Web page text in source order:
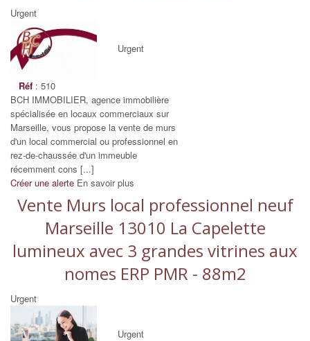
Urgent
Urgent
Réf : 510
BCH IMMOBILIER, agence immobilière
spécialisée en locaux commerciaux sur
Marseille, vous propose la vente de murs
d'un local commercial ou professionnel en
rez-de-chaussée d'un immeuble
récemment cons [...]
Créer une alerte En savoir plus
Vente Murs local professionnel neuf
Marseille 13010 La Capelette
lumineux avec 3 grandes vitrines aux
nomes ERP PMR - 88m2
Urgent
Urgent